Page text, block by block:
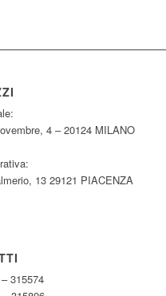
4 – 20124 MILANO
13 29121 PIACENZA
315574